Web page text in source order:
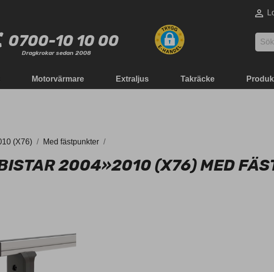

0700-10 10 00
Dragkrokar sedan 2008
Motorvärmare Extraljus Takräcke
(X76) Med fästpunkter
2004»2010 (X76) MED